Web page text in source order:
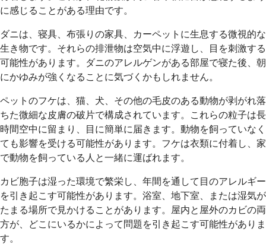
に感じることがある理由です。
ダニは、寝具、布張りの家具、カーペットに生息する微視的な
生き物です。それらの排泄物は空気中に浮遊し、目を刺激する
可能性があります。ダニのアレルゲンがある部屋で寝た後、朝
にかゆみが強くなることに気づくかもしれません。
ペットのフケは、猫、犬、その他の毛皮のある動物が剥がれ落
ちた微細な皮膚の破片で構成されています。これらの粒子は長
時間空中に留まり、目に簡単に届きます。動物を飼っていなく
ても影響を受ける可能性があります。フケは衣類に付着し、家
で動物を飼っている人と一緒に運ばれます。
カビ胞子は湿った環境で繁栄し、年間を通して目のアレルギー
を引き起こす可能性があります。浴室、地下室、または湿気が
たまる場所で見かけることがあります。屋内と屋外のカビの両
方が、どこにいるかによって問題を引き起こす可能性がありま
す。